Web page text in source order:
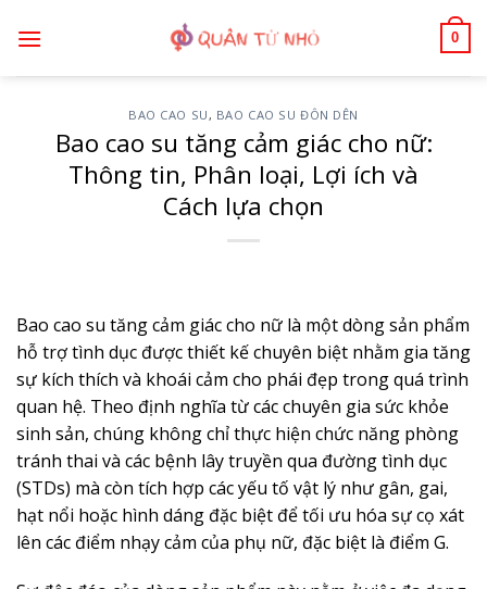
qua
0
BAO CAO SU, BAO CAO SU ĐÔN DÊN
Bao cao su tăng cảm giác cho nữ:
Thông tin, Phân loại, Lợi ích và
Cách lựa chọn
Bao cao su tăng cảm giác cho nữ là một dòng sản phẩm
hỗ trợ tình dục được thiết kế chuyên biệt nhằm gia tăng
sự kích thích và khoái cảm cho phái đẹp trong quá trình
quan hệ. Theo định nghĩa từ các chuyên gia sức khỏe
sinh sản, chúng không chỉ thực hiện chức năng phòng
tránh thai và các bệnh lây truyền qua đường tình dục
(STDs) mà còn tích hợp các yếu tố vật lý như gân, gai,
hạt nổi hoặc hình dáng đặc biệt để tối ưu hóa sự cọ xát
lên các điểm nhạy cảm của phụ nữ, đặc biệt là điểm G.